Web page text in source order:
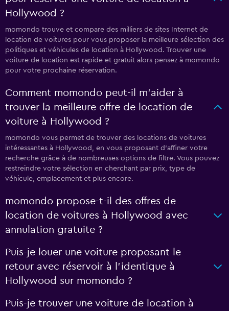
Hollywood ?
momondo trouve et compare des milliers de sites Internet de
location de voitures pour vous proposer la meilleure sélection des
politiques et véhicules de location à Hollywood. Trouver une
voiture de location est rapide et gratuit alors pensez à momondo
pour votre prochaine réservation.
Comment momondo peut-il m’aider à
trouver la meilleure offre de location de
voiture à Hollywood ?
momondo vous permet de trouver des locations de voitures
intéressantes à Hollywood, en vous proposant d'affiner votre
recherche grâce à de nombreuses options de filtre. Vous pouvez
restreindre votre sélection en cherchant par prix, type de
véhicule, emplacement et plus encore.
momondo propose-t-il des offres de
location de voitures à Hollywood avec
annulation gratuite ?
Puis-je louer une voiture proposant le
retour avec réservoir à l’identique à
Hollywood sur momondo ?
Puis-je trouver une voiture de location à